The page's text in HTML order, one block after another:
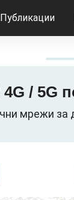
Публикации